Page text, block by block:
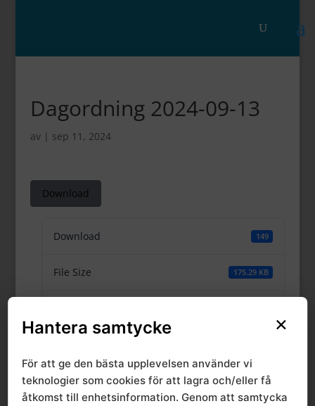
Dagordning 2024-09-13
av | sep 11, 2024
Download
Download 149
File Size 175.29 KB
Last Updated 11 september, 2024
×
Hantera samtycke
För att ge den bästa upplevelsen använder vi
teknologier som cookies för att lagra och/eller få
åtkomst till enhetsinformation. Genom att samtycka